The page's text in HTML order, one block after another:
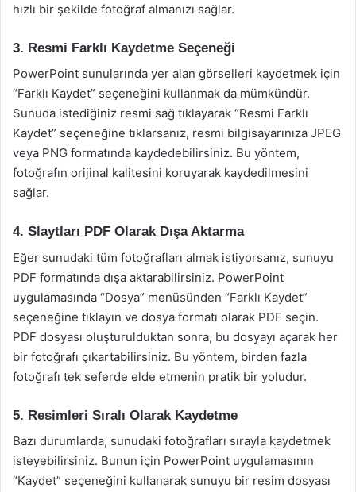
hızlı bir şekilde fotoğraf almanızı sağlar.
3. Resmi Farklı Kaydetme Seçeneği
PowerPoint sunularında yer alan görselleri kaydetmek için
“Farklı Kaydet” seçeneğini kullanmak da mümkündür.
Sunuda istediğiniz resmi sağ tıklayarak “Resmi Farklı
Kaydet” seçeneğine tıklarsanız, resmi bilgisayarınıza JPEG
veya PNG formatında kaydedebilirsiniz. Bu yöntem,
fotoğrafın orijinal kalitesini koruyarak kaydedilmesini
sağlar.
4. Slaytları PDF Olarak Dışa Aktarma
Eğer sunudaki tüm fotoğrafları almak istiyorsanız, sunuyu
PDF formatında dışa aktarabilirsiniz. PowerPoint
uygulamasında “Dosya” menüsünden “Farklı Kaydet”
seçeneğine tıklayın ve dosya formatı olarak PDF seçin.
PDF dosyası oluşturulduktan sonra, bu dosyayı açarak her
bir fotoğrafı çıkartabilirsiniz. Bu yöntem, birden fazla
fotoğrafı tek seferde elde etmenin pratik bir yoludur.
5. Resimleri Sıralı Olarak Kaydetme
Bazı durumlarda, sunudaki fotoğrafları sırayla kaydetmek
isteyebilirsiniz. Bunun için PowerPoint uygulamasının
“Kaydet” seçeneğini kullanarak sunuyu bir resim dosyası